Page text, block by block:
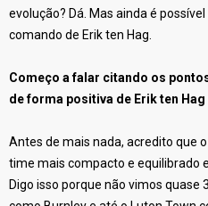
evolução? Dá. Mas ainda é
comando de Erik ten Hag.
Começo a falar citando os
de forma positiva de Erik ten
Antes de mais nada, acredito que o
time mais compacto e equilibrado
Digo isso porque não vimos quase